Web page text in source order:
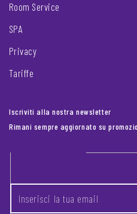
Room Service
SPA
Privacy
Tariffe
Iscriviti alla nostra newsletter
Rimani sempre aggiornato su
Footer newsletter